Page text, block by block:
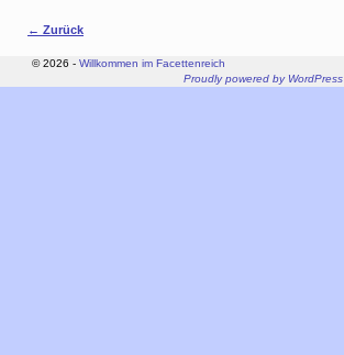
t
Bilder-Navigation
← Zurück
© 2026 - Willkommen im Facettenreich
Proudly powered by WordPress